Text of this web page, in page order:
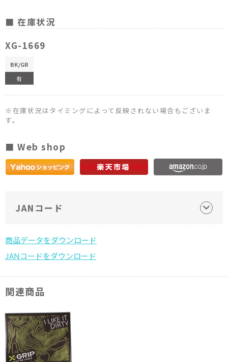
■ 在庫状況
XG-1669
BK/GR
有
※在庫状況はタイミングによって反映されない場合もございま
す。
■ Web shop
JANコード
関連商品